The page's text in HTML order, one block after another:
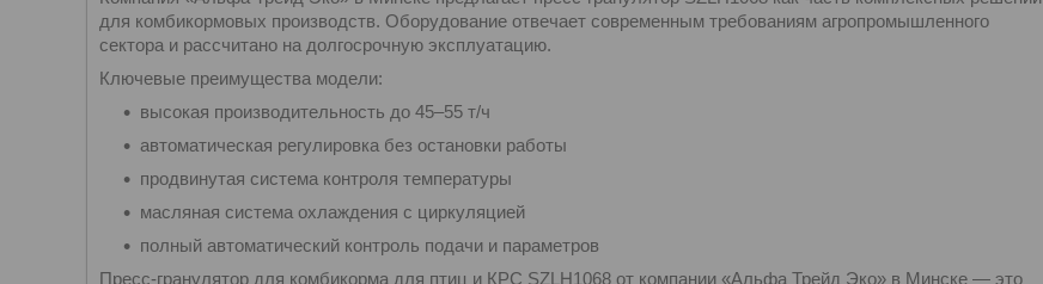
для комбикормовых производств. Оборудование отвечает современным требованиям агропромышленного
сектора и рассчитано на долгосрочную эксплуатацию.
Ключевые преимущества модели:
высокая производительность до 45–55 т/ч
автоматическая регулировка без остановки работы
продвинутая система контроля температуры
масляная система охлаждения с циркуляцией
полный автоматический контроль подачи и параметров
Пресс-гранулятор для комбикорма для птиц и КРС SZLH1068 от компании «Альфа Трейд Эко» в Минске — это